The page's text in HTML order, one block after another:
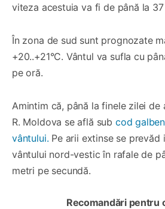
viteza acestuia va fi de până la
În zona de sud sunt prognozate
+20..+21°C. Vântul va sufla cu
pe oră.
Amintim că, până la finele zilei
R. Moldova se află sub cod
vântului. Pe arii extinse se prevăd
vântului nord-vestic în rafale de
metri pe secundă.
Recomandări pentru